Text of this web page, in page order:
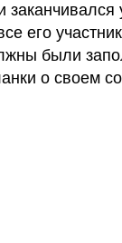
заканчивался
его
были
о своем